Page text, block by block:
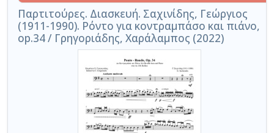
Παρτιτούρες. Διασκευή. Σαχινίδης, Γεώργιος
(1911-1990). Ρόντο για κοντραμπάσο και πιάνο,
op.34 / Γρηγοριάδης, Χαράλαμπος (2022)